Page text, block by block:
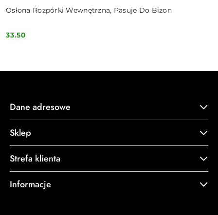
Osłona Rozpórki Wewnętrzna, Pasuje Do Bizon
Cena:
33.50
Dane adresowe
Sklep
Strefa klienta
Informacje